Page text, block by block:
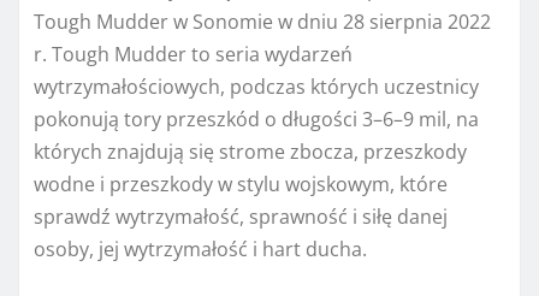
Tough Mudder w Sonomie w dniu 28 sierpnia 2022
r. Tough Mudder to seria wydarzeń
wytrzymałościowych, podczas których uczestnicy
pokonują tory przeszkód o długości 3–6–9 mil, na
których znajdują się strome zbocza, przeszkody
wodne i przeszkody w stylu wojskowym, które
sprawdź wytrzymałość, sprawność i siłę danej
osoby, jej wytrzymałość i hart ducha.